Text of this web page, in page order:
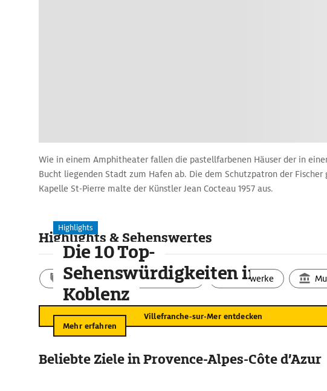
Wie in einem Amphitheater fallen die pastellfarbenen Häuser der in
Bucht liegenden Stadt zum Hafen ab. Die dem Schutzpatron der Fischer
Kapelle St-Pierre malte der Künstler Jean Cocteau 1957 aus.
Highlights & Sehenswertes
Aktivitäten Landschaft Bauwerke
Villefranche-sur-Mer entdecken
Highlights
Die 10 Top-
Sehenswürdigkeiten in
Koblenz
Mehr erfahren
Beliebte Ziele in Provence-Alpes-Côte d’Azur